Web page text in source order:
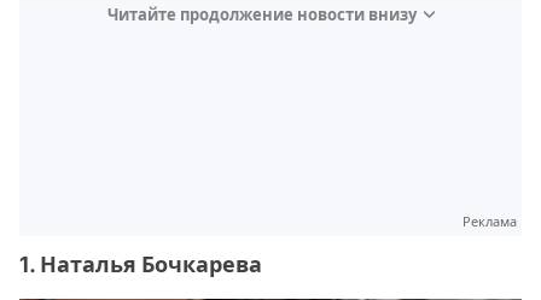
Читайте продолжение новости внизу
Реклама
1. Наталья Бочкарева